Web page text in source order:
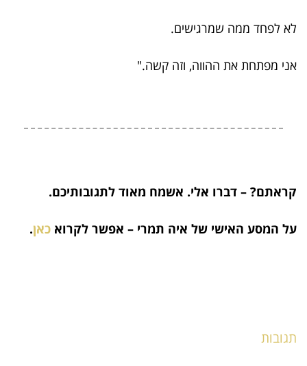
לא לפחד ממה שמרגישים.
אני מפתחת את ההווה, וזה קשה."
קראתם? – דברו אלי. אשמח מאוד לתגובותיכם.
על המסע האישי של איה תמרי – אפשר לקרוא כאן.
תגובות